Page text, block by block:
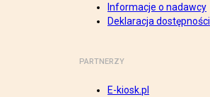
Informacje o nadawcy
Deklaracja dostępności
PARTNERZY
E-kiosk.pl